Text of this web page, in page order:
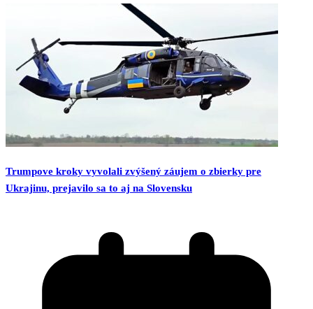
Trumpove kroky vyvolali zvýšený záujem o zbierky pre
Ukrajinu, prejavilo sa to aj na Slovensku